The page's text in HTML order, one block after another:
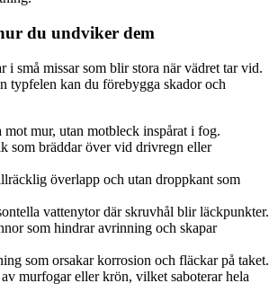
du undviker dem
i små missar som blir stora när vädret tar vid.
typfelen kan du förebygga skador och
mot mur, utan motbleck inspårat i fog.
som bräddar över vid drivregn eller
överlapp och utan droppkant som
vattenytor där skruvhål blir läckpunkter.
som hindrar avrinning och skapar
som orsakar korrosion och fläckar på taket.
murfogar eller krön, vilket saboterar hela